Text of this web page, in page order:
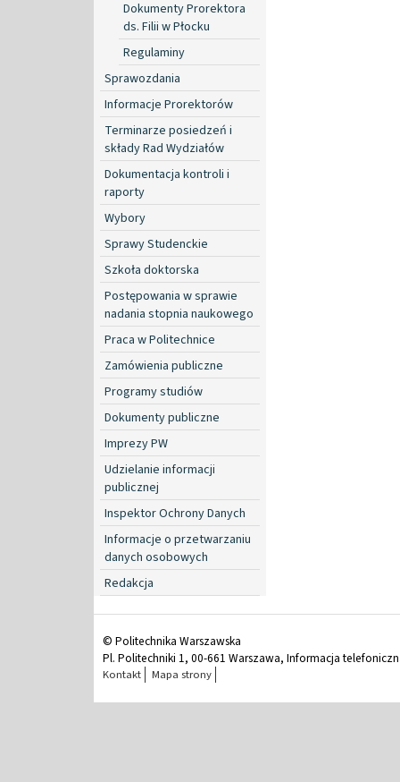
Dokumenty Prorektora
ds. Filii w Płocku
Regulaminy
Sprawozdania
Informacje Prorektorów
Terminarze posiedzeń i
składy Rad Wydziałów
Dokumentacja kontroli i
raporty
Wybory
Sprawy Studenckie
Szkoła doktorska
Postępowania w sprawie
nadania stopnia naukowego
Praca w Politechnice
Zamówienia publiczne
Programy studiów
Dokumenty publiczne
Imprezy PW
Udzielanie informacji
publicznej
Inspektor Ochrony Danych
Informacje o przetwarzaniu
danych osobowych
Redakcja
© Politechnika Warszawska
Pl. Politechniki 1, 00-661 Warszawa, Informacja
Kontakt Mapa strony